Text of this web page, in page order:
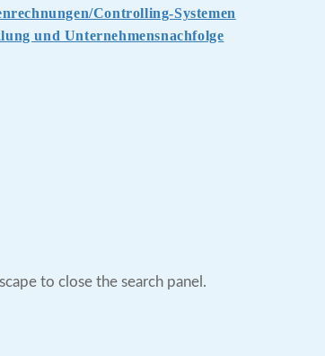
Controlling-Systemen
und Unternehmensnachfolge
to close the search panel.